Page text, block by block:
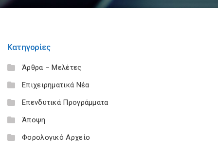
Κατηγορίες
Άρθρα – Μελέτες
Επιχειρηματικά Νέα
Επενδυτικά Προγράμματα
Άποψη
Φορολογικό Αρχείο